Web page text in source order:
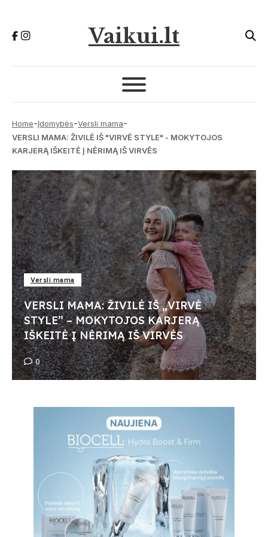
Vaikui.lt
Home-Įdomybės-Versli mama-
VERSLI MAMA: ŽIVILĖ IŠ "VIRVĖ STYLE" - MOKYTOJOS
KARJERĄ IŠKEITĖ Į NĖRIMĄ IŠ VIRVĖS
Versli mama
VERSLI MAMA: ŽIVILĖ IŠ „VIRVĖ
STYLE” – MOKYTOJOS KARJERĄ
IŠKEITĖ Į NĖRIMĄ IŠ VIRVĖS
0